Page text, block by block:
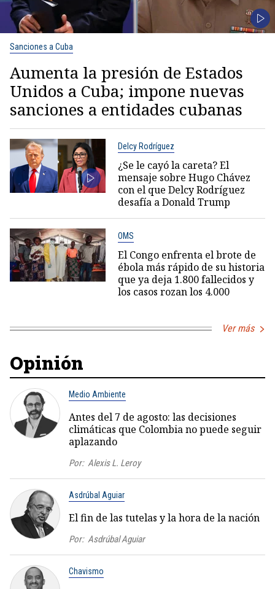
Sanciones a Cuba
Aumenta la presión de Estados
Unidos a Cuba; impone nuevas
sanciones a entidades cubanas
Delcy Rodríguez
¿Se le cayó la careta? El
mensaje sobre Hugo Chávez
con el que Delcy Rodríguez
desafía a Donald Trump
OMS
El Congo enfrenta el brote de
ébola más rápido de su historia
que ya deja 1.800 fallecidos y
los casos rozan los 4.000
Ver más
Opinión
Medio Ambiente
Antes del 7 de agosto: las decisiones
climáticas que Colombia no puede seguir
aplazando
Por: Alexis L. Leroy
Asdrúbal Aguiar
El fin de las tutelas y la hora de la nación
Por: Asdrúbal Aguiar
Chavismo